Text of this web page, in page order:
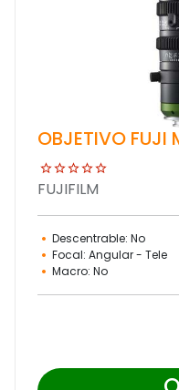
OBJETIVO
FUJIFILM
Descentrable: No
Focal: Angular - Tele
Macro: No